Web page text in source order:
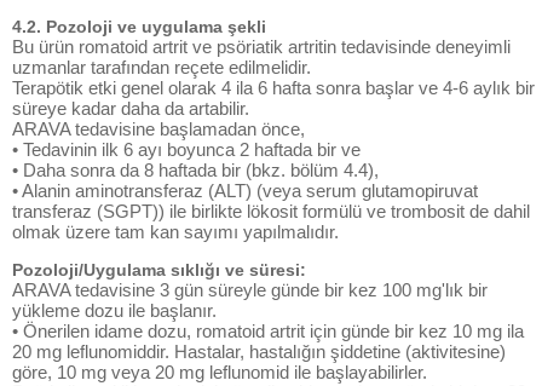
4.2. Pozoloji ve uygulama şekli
Bu ürün romatoid artrit ve psöriatik artritin tedavisinde deneyimli
uzmanlar tarafından reçete edilmelidir.
Terapötik etki genel olarak 4 ila 6 hafta sonra başlar ve 4-6 aylık bir
süreye kadar daha da artabilir.
ARAVA tedavisine başlamadan önce,
• Tedavinin ilk 6 ayı boyunca 2 haftada bir ve
• Daha sonra da 8 haftada bir (bkz. bölüm 4.4),
• Alanin aminotransferaz (ALT) (veya serum glutamopiruvat
transferaz (SGPT)) ile birlikte lökosit formülü ve trombosit de dahil
olmak üzere tam kan sayımı yapılmalıdır.
Pozoloji/Uygulama sıklığı ve süresi:
ARAVA tedavisine 3 gün süreyle günde bir kez 100 mg'lık bir
yükleme dozu ile başlanır.
• Önerilen idame dozu, romatoid artrit için günde bir kez 10 mg ila
20 mg leflunomiddir. Hastalar, hastalığın şiddetine (aktivitesine)
göre, 10 mg veya 20 mg leflunomid ile başlayabilirler.